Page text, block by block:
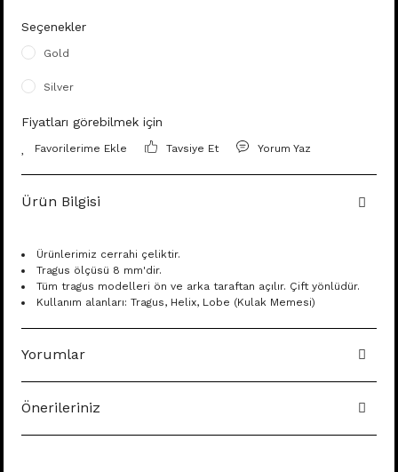
Seçenekler
Gold
Silver
Fiyatları görebilmek için
Tavsiye Et Yorum Yaz
Ürün Bilgisi
Ürünlerimiz cerrahi çeliktir.
Tragus ölçüsü 8 mm'dir.
Tüm tragus modelleri ön ve arka taraftan açılır. Çift yönlüdür.
Kullanım alanları: Tragus, Helix, Lobe (Kulak Memesi)
Yorumlar
Önerileriniz